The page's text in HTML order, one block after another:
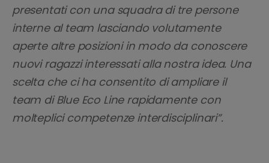
presentati con una squadra di tre persone
interne al team lasciando volutamente
aperte altre posizioni in modo da conoscere
nuovi ragazzi interessati alla nostra idea. Una
scelta che ci ha consentito di ampliare il
team di Blue Eco Line rapidamente con
molteplici competenze interdisciplinari”.